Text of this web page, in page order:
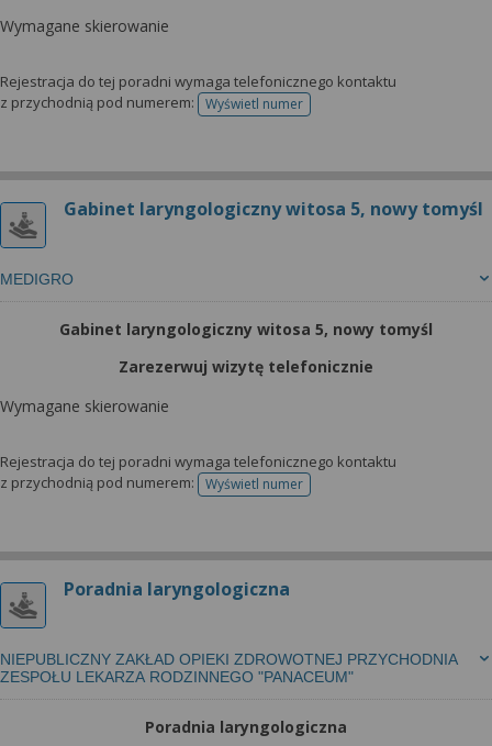
Wymagane skierowanie
Rejestracja do tej poradni wymaga telefonicznego kontaktu
z przychodnią pod numerem:
Wyświetl numertelefonu do rejestracji
Gabinet laryngologiczny witosa 5, nowy tomyśl
MEDIGRO
Gabinet laryngologiczny witosa 5, nowy tomyśl
Zarezerwuj wizytę telefonicznie
Wymagane skierowanie
Rejestracja do tej poradni wymaga telefonicznego kontaktu
z przychodnią pod numerem:
Wyświetl numertelefonu do rejestracji
Poradnia laryngologiczna
NIEPUBLICZNY ZAKŁAD OPIEKI ZDROWOTNEJ PRZYCHODNIA
ZESPOŁU LEKARZA RODZINNEGO "PANACEUM"
Poradnia laryngologiczna